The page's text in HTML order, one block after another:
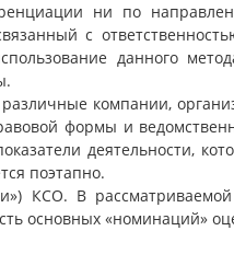
ни по
с
данного
компании,
формы и
деятельности,
поэтапно.
КСО. В
основных «номинаций»